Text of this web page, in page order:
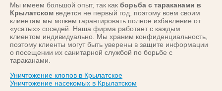
Мы имеем большой опыт, так как борьба с тараканами в
Крылатском ведется не первый год, поэтому всем своим
клиентам мы можем гарантировать полное избавление от
«усатых» соседей. Наша фирма работает с каждым
клиентом индивидуально. Мы храним конфиденциальность,
поэтому клиенты могут быть уверены в защите информации
о посещении их санитарной службой по борьбе с
тараканами.
Уничтожение клопов в Крылатское
Уничтожение насекомых в Крылатском